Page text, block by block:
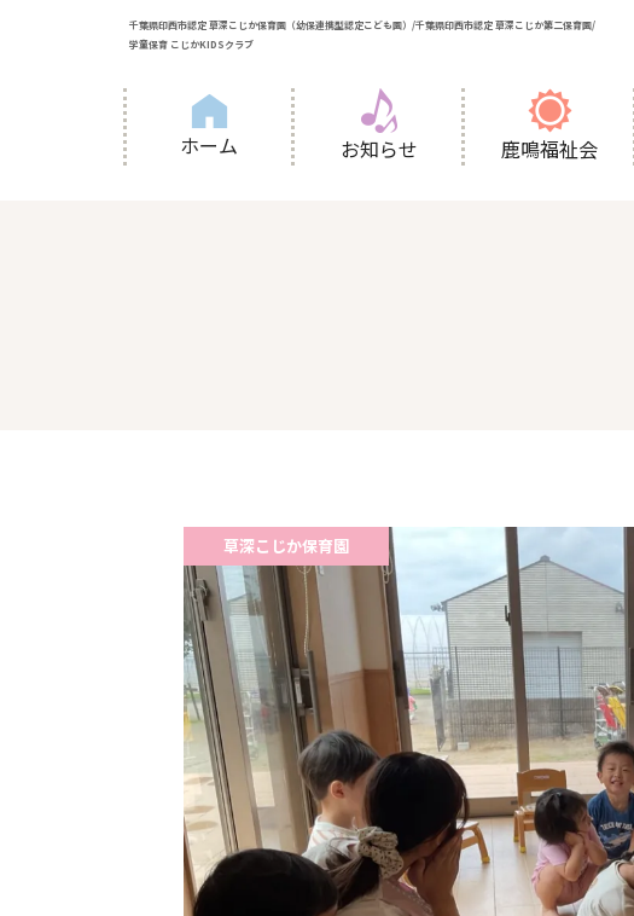
千葉県印西市認定 草深こじか保育園（幼保連携型認定こども園）/千葉県印西市認定 草深こじか第二保育園/
学童保育 こじかKIDSクラブ
ホーム お知らせ 鹿鳴福祉会
草深こじか保育園